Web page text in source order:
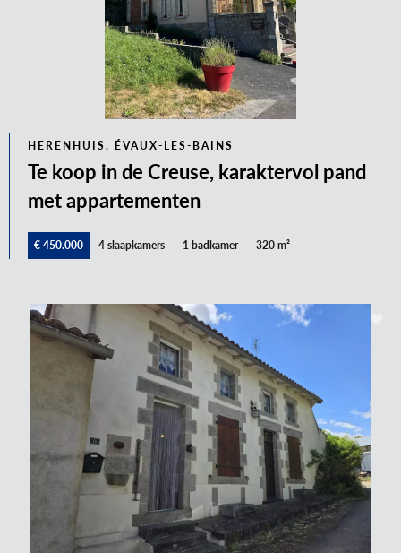
HERENHUIS, ÉVAUX-LES-BAINS
Te koop in de Creuse, karaktervol pand
met appartementen
€ 450.000 4 slaapkamers 1 badkamer 320 m²